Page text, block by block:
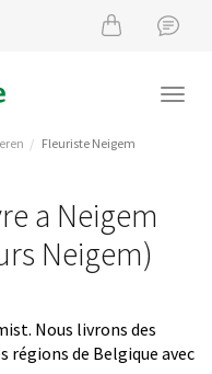
Fleuriste Neigem
a Neigem
Neigem)
Nous livrons des
régions de Belgique avec